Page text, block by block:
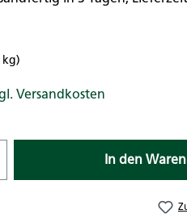
kg)
Versandkosten
Gib den In den